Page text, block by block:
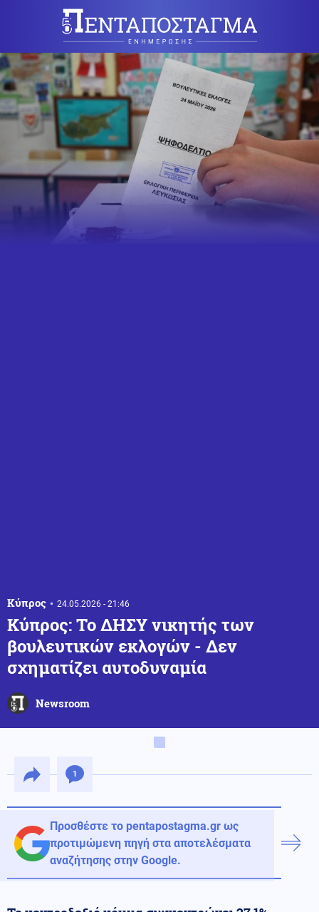
Κύπρος 24.05.2026 - 21:46
Κύπρος: Το ΔΗΣΥ νικητής των
βουλευτικών εκλογών - Δεν
σχηματίζει αυτοδυναμία
Newsroom
1
Προσθέστε το pentapostagma.gr ως
προτιμώμενη πηγή στα αποτελέσματα
αναζήτησης στην Google.